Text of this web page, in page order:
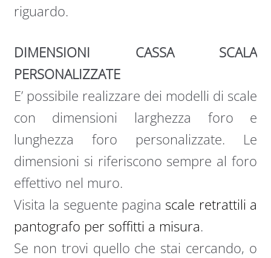
riguardo.
DIMENSIONI CASSA SCALA
PERSONALIZZATE
E’ possibile realizzare dei modelli di scale
con dimensioni larghezza foro e
lunghezza foro personalizzate. Le
dimensioni si riferiscono sempre al foro
effettivo nel muro.
Visita la seguente pagina scale retrattili a
pantografo per soffitti a misura.
Se non trovi quello che stai cercando, o